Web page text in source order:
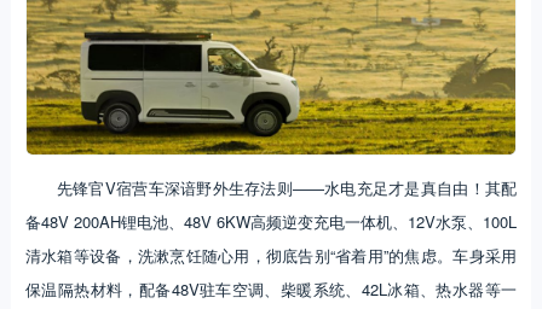
先锋官V宿营车深谙野外生存法则——水电充足才是真自由！其配
备48V 200AH锂电池、48V 6KW高频逆变充电一体机、12V水泵、100L
清水箱等设备，洗漱烹饪随心用，彻底告别“省着用”的焦虑。车身采用
保温隔热材料，配备48V驻车空调、柴暖系统、42L冰箱、热水器等一